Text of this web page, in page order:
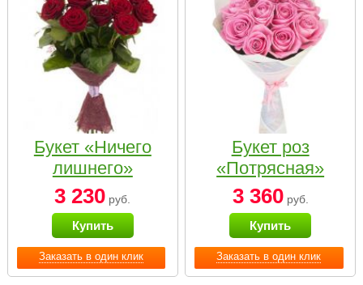
Заказать в один клик
Букет «Ничего
лишнего»
3 230 руб.
Купить
Заказать в один клик
Букет роз
«Потрясная»
3 360руб.
Купить